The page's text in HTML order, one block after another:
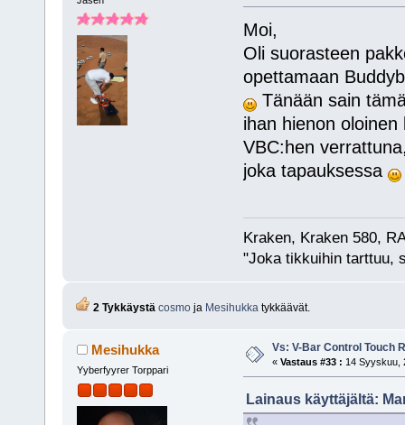
Moi,
Oli suorasteen
opettamaan
Tänään sain
ihan hienon
VBC:hen
joka tapauksessa
Kraken, Kraken 580,
"Joka tikkuihin tarttuu,
2 Tykkäystä cosmoja Mesihukkatykkäävät.
Mesihukka
Yyberfyyrer Torppari
Vs: V-Bar Control Touch
« Vastaus #33 : 14 Syyskuu,
Lainaus käyttäjältä: